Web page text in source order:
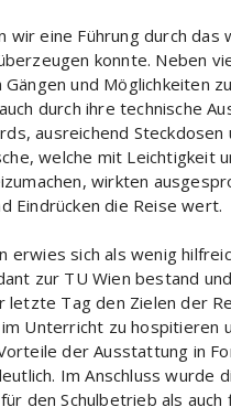
wir eine Führung durch das
konnte. Neben
und Möglichkeiten
durch ihre technische
ausreichend
welche mit
wirkten
Eindrücken die Reise wert.
erwies sich als wenig
zur TU Wien bestand
letzte Tag den Zielen der
Unterricht zu hospitieren
der Ausstattung in
Im Anschluss wurde
den Schulbetrieb als